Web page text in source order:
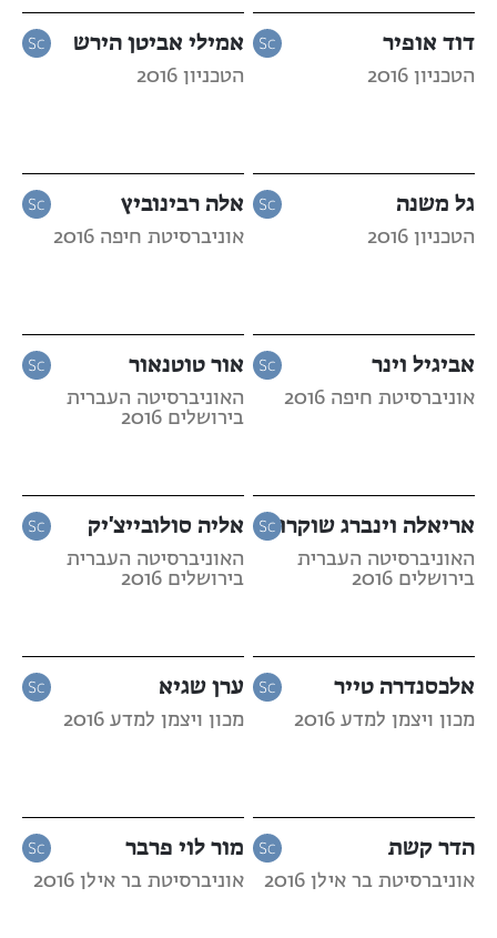
דוד אופיר
הטכניון 2016
אמילי אביטן הירש
הטכניון 2016
גל משנה
הטכניון 2016
אלה רבינוביץ
אוניברסיטת חיפה 2016
אביגיל וינר
אוניברסיטת חיפה 2016
אור טוטנאור
האוניברסיטה העברית
בירושלים 2016
אריאלה וינברג שוקרון
האוניברסיטה העברית
בירושלים 2016
אליה סולובייצ'יק
האוניברסיטה העברית
בירושלים 2016
אלכסנדרה טייר
מכון ויצמן למדע 2016
ערן שגיא
מכון ויצמן למדע 2016
הדר קשת
אוניברסיטת בר אילן 2016
מור לוי פרבר
אוניברסיטת בר אילן 2016